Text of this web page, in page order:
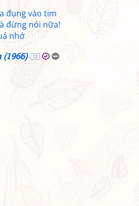
đụng vào tim
đừng nói nữa!
nhớ
12